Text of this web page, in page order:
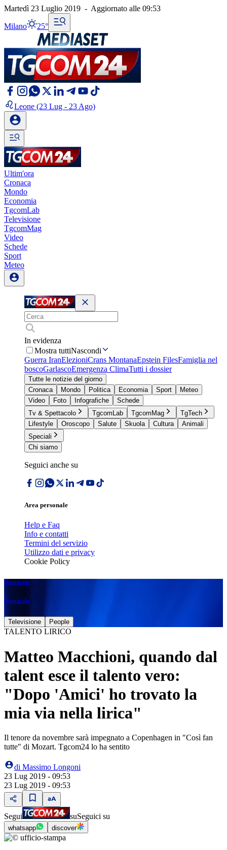
Martedì 23 Luglio 2019 - Aggiornato alle 09:53
Milano 25°
Leone (23 Lug - 23 Ago)
Ultim'ora
Cronaca
Mondo
Economia
TgcomLab
Televisione
TgcomMag
Video
Schede
Sport
Meteo
In evidenza
Mostra tuttiNascondi
Guerra IranElezioniCrans MontanaEpstein FilesFamiglia nel
boscoGarlascoEmergenza ClimaTutti i dossier
Tutte le notizie del giorno
Cronaca
Mondo Politica Economia Sport
Meteo
Video
Foto Infografiche
Schede
Tv & Spettacolo
TgcomLab TgcomMag
TgTech
Lifestyle
Oroscopo Salute Skuola Cultura
Animali
Speciali
Chi siamo
Seguici anche su
Area personale
Help e Faq
Info e contatti
Termini del servizio
Utilizzo dati e privacy
Cookie Policy
Spettacolo
Spettacolo
Televisione People
TALENTO LIRICO
Matteo Macchioni, quando dal
talent esce il talento vero:
"Dopo 'Amici' ho trovato la
mia via nella lirica"
Il tenore da novembre sarà impegnato a Copenhagen in "Così fan
tutte" di Mozart. Tgcom24 lo ha sentito
di Massimo Longoni
23 Lug 2019 - 09:53
23 Lug 2019 - 09:53
Segui suSeguici su
whatsapp discover